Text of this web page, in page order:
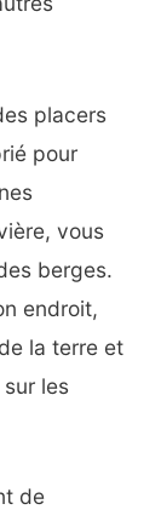
placers
pour
vous
berges.
endroit,
la terre et
les
de